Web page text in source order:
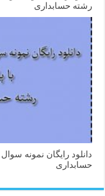
رشته حسابداری
حسابداری